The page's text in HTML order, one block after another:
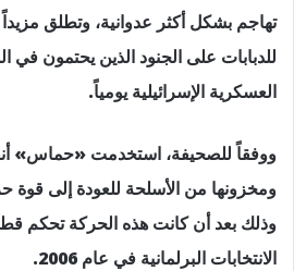
تهاجم بشكل أكثر عدوانية، وتطلق
للدبابات على الجنود الذين يحتمون في
العسكرية الإسرائيلية يومياً.
ووفقاً للصحيفة، استخدمت «حماس»
ومخزونها من الأسلحة للعودة إلى قوة
وذلك بعد أن كانت هذه الحركة تحكم
الانتخابات البرلمانية في عام 2006.